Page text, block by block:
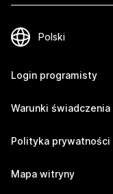
Login programisty
Warunki świadczenia
Polityka prywatności
Mapa witryny